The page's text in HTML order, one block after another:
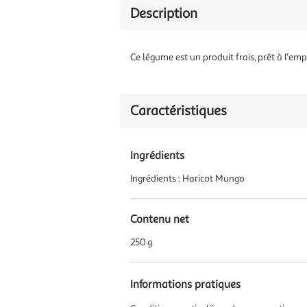
Description
Ce légume est un produit frais, prêt à
Caractéristiques
Ingrédients
Ingrédients : Haricot Mungo
Contenu net
250 g
Informations pratiques